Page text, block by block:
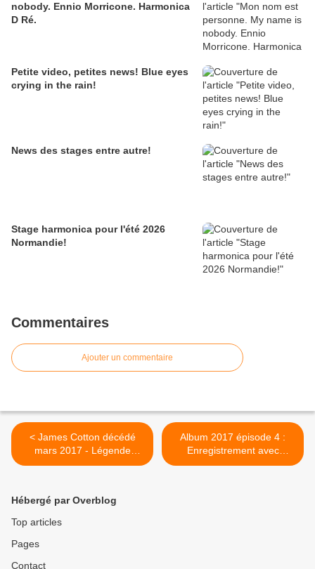
nobody. Ennio Morricone. Harmonica
D Ré.
Petite video, petites news! Blue eyes
crying in the rain!
News des stages entre autre!
Stage harmonica pour l'été 2026
Normandie!
Commentaires
Ajouter un commentaire
< James Cotton décédé
mars 2017 - Légende
harmonica blues
Album 2017 épisode 4 :
Enregistrement avec
Stéphane Rousseau >
Hébergé par Overblog
Top articles
Pages
Contact